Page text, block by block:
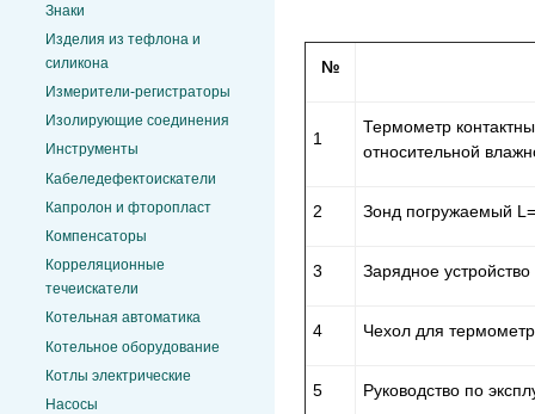
Знаки
Изделия из тефлона и
силикона
Измерители-регистраторы
Изолирующие соединения
Инструменты
Кабеледефектоискатели
Капролон и фторопласт
Компенсаторы
Корреляционные
течеискатели
Котельная автоматика
Котельное оборудование
Котлы электрические
Насосы
№
1
Термометр
относительной
2 Зонд погружаемый
3 Зарядное устройство
4 Чехол для
5 Руководство по